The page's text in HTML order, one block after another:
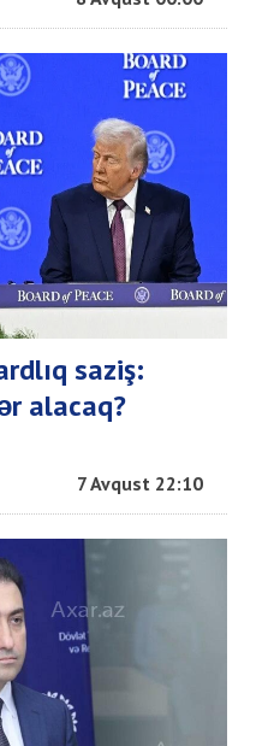
saziş:
alacaq?
7 Avqust 22:10